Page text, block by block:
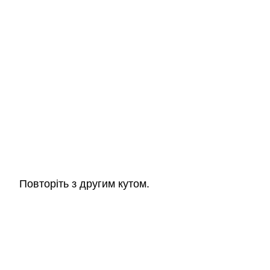
Повторіть з другим кутом.